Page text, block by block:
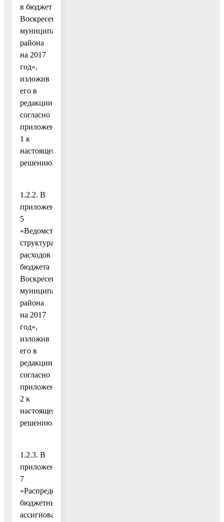
в бюджет
Воскресенского
муниципального
района
на 2017
год»,
изложив
его в
редакции
согласно
приложению
1 к
настоящему
решению.
1.2.2. В
приложение
5
«Ведомственная
структура
расходов
бюджета
Воскресенского
муниципального
района
на 2017
год»,
изложив
его в
редакции
согласно
приложению
2 к
настоящему
решению.
1.2.3. В
приложение
7
«Распределение
бюджетных
ассигнований